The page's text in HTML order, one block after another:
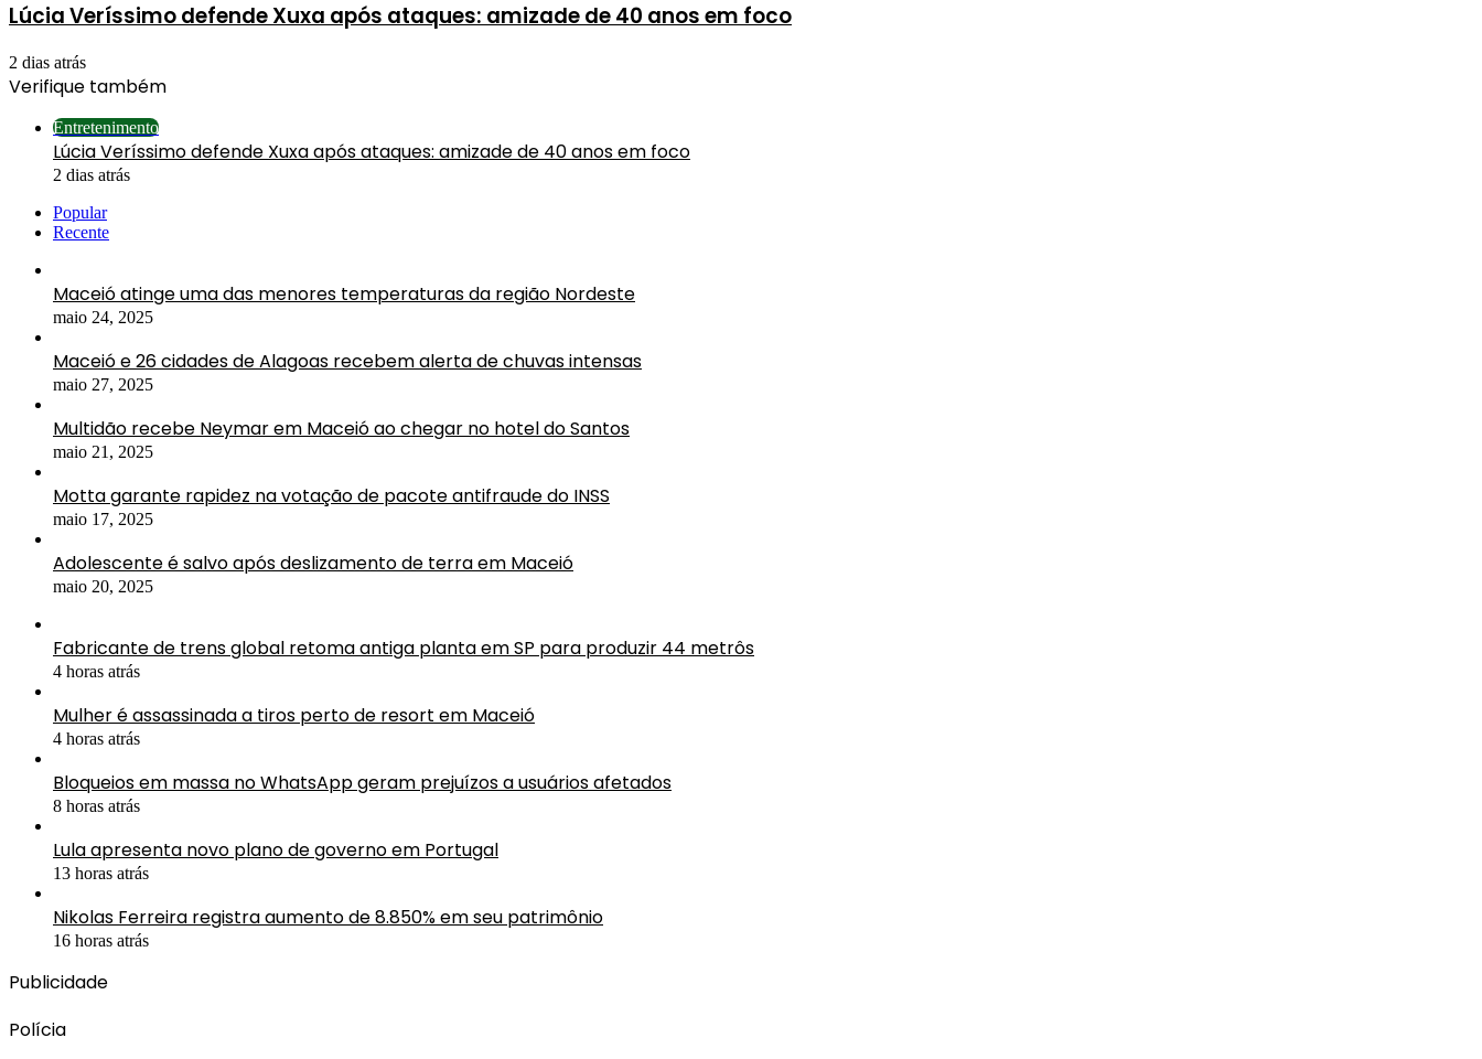
Lúcia Veríssimo defende Xuxa após ataques: amizade de 40 anos em foco
2 dias atrás
Verifique também
Entretenimento
Lúcia Veríssimo defende Xuxa após ataques: amizade de 40 anos em foco
2 dias atrás
Popular
Recente
Maceió atinge uma das menores temperaturas da região Nordeste
maio 24, 2025
Maceió e 26 cidades de Alagoas recebem alerta de chuvas intensas
maio 27, 2025
Multidão recebe Neymar em Maceió ao chegar no hotel do Santos
maio 21, 2025
Motta garante rapidez na votação de pacote antifraude do INSS
maio 17, 2025
Adolescente é salvo após deslizamento de terra em Maceió
maio 20, 2025
Fabricante de trens global retoma antiga planta em SP para produzir 44 metrôs
4 horas atrás
Mulher é assassinada a tiros perto de resort em Maceió
4 horas atrás
Bloqueios em massa no WhatsApp geram prejuízos a usuários afetados
8 horas atrás
Lula apresenta novo plano de governo em Portugal
13 horas atrás
Nikolas Ferreira registra aumento de 8.850% em seu patrimônio
16 horas atrás
Publicidade
Polícia